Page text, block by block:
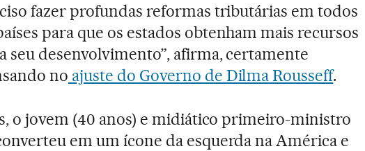
fazer profundas reformas tributárias em todos
para que os estados obtenham mais recursos
seu desenvolvimento”, afirma, certamente
no ajuste do Governo de Dilma Rousseff.
o jovem (40 anos) e midiático primeiro-ministro
em um ícone da esquerda na América e